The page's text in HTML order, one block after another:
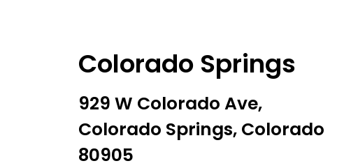
Colorado Springs
929 W Colorado Ave,
Colorado Springs, Colorado
80905